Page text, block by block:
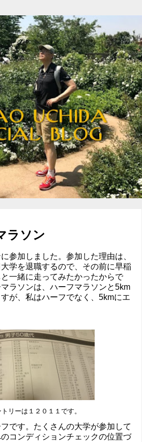
ラソン
参加しました。参加した理由は、
学を退職するので、その前に早稲
一緒に走ってみたかったからで
ラソンは、ハーフマラソンと5km
が、私はハーフでなく、5kmにエ
リーは１２０１１です。
です。たくさんの大学が参加して
コンディションチェックの位置づ